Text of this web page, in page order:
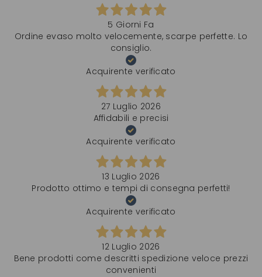
5 Giorni Fa
Ordine evaso molto velocemente, scarpe perfette. Lo
consiglio.
Acquirente verificato
27 Luglio 2026
Affidabili e precisi
Acquirente verificato
13 Luglio 2026
Prodotto ottimo e tempi di consegna perfetti!
Acquirente verificato
12 Luglio 2026
Bene prodotti come descritti spedizione veloce prezzi
convenienti